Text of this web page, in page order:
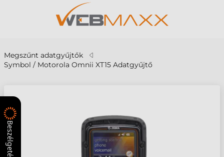
Megszűnt adatgyűjtők
Symbol / Motorola Omnii XT15 Adatgyűjtő